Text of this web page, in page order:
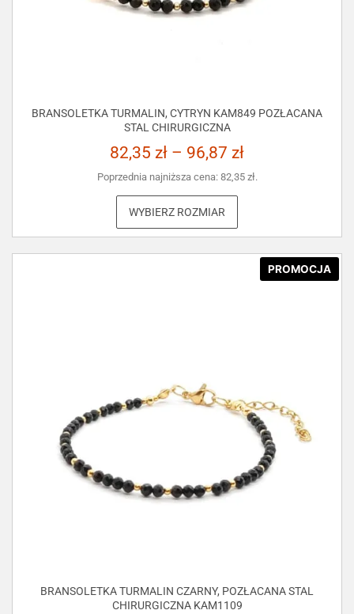
BRANSOLETKA TURMALIN, CYTRYN KAM849 POZŁACANA
STAL CHIRURGICZNA
82,35 zł – 96,87 zł
Poprzednia najniższa cena: 82,35 zł.
WYBIERZ ROZMIAR
PROMOCJA
BRANSOLETKA TURMALIN CZARNY, POZŁACANA STAL
CHIRURGICZNA KAM1109